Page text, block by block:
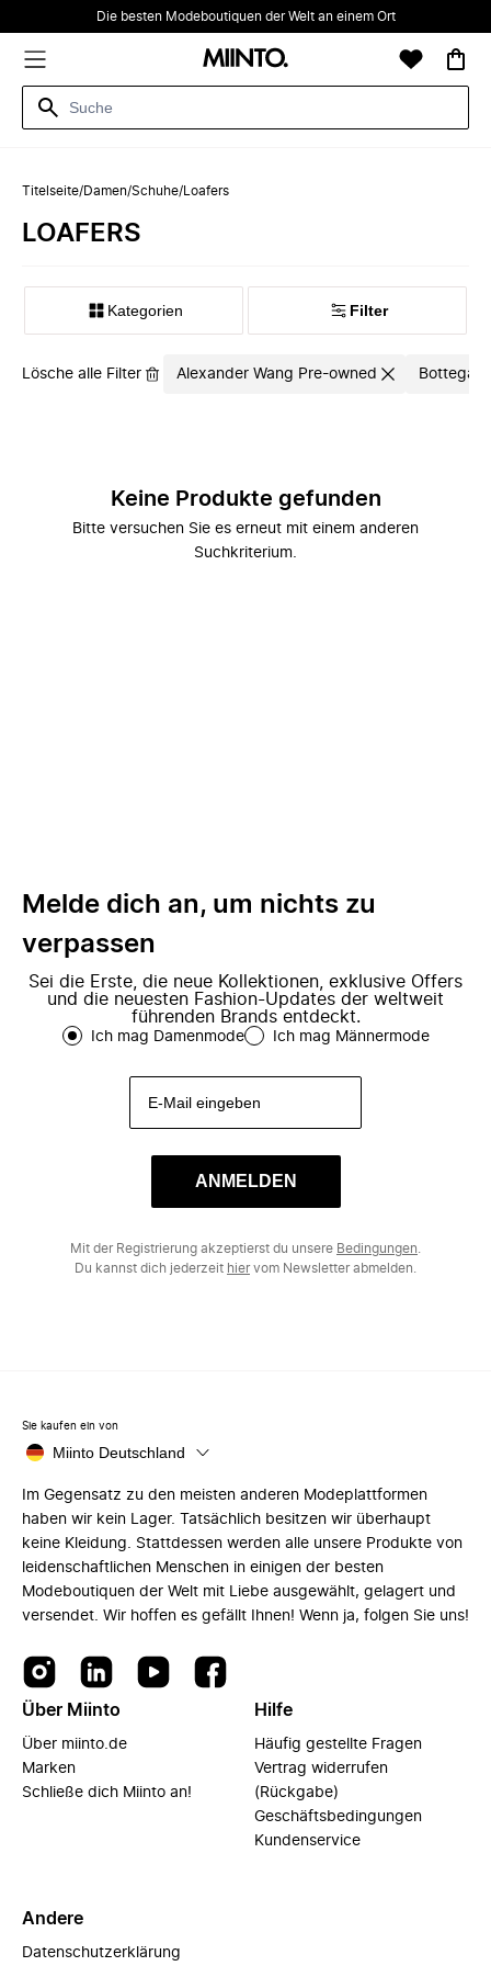
Die besten Modeboutiquen der Welt an einem Ort
Titelseite/Damen/Schuhe/ Loafers
LOAFERS
Kategorien Filter
Lösche alle Filter Alexander Wang Pre-owned Bottega
Keine Produkte gefunden
Bitte versuchen Sie es erneut mit einem anderen
Suchkriterium.
Melde dich an, um nichts zu
verpassen
Sei die Erste, die neue Kollektionen, exklusive Offers
und die neuesten Fashion-Updates der weltweit
führenden Brands entdeckt.
Ich mag Damenmode Ich mag Männermode
ANMELDEN
Mit der Registrierung akzeptierst du unsere Bedingungen
Du kannst dich jederzeit hiervom Newsletter abmelden.
Sie kaufen ein von
Miinto Deutschland
Im Gegensatz zu den meisten anderen Modeplattformen
haben wir kein Lager. Tatsächlich besitzen wir überhaupt
keine Kleidung. Stattdessen werden alle unsere Produkte von
leidenschaftlichen Menschen in einigen der besten
Modeboutiquen der Welt mit Liebe ausgewählt, gelagert und
versendet. Wir hoffen es gefällt Ihnen! Wenn ja, folgen Sie uns!
Über Miinto
Über miinto.de
Marken
Schließe dich Miinto an!
Hilfe
Häufig gestellte Fragen
Vertrag widerrufen
(Rückgabe)
Geschäftsbedingungen
Kundenservice
Andere
Datenschutzerklärung